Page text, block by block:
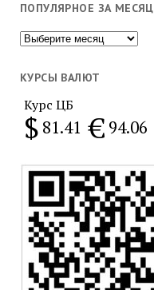
ПОПУЛЯРНОЕ ЗА МЕСЯЦ
Популярное
месяц
КУРСЫ ВАЛЮТ
Курс ЦБ
$ 81.41 € 94.06